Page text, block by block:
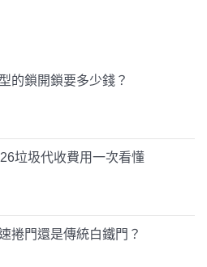
的鎖開鎖要多少錢？
垃圾代收費用一次看懂
捲門還是傳統白鐵門？